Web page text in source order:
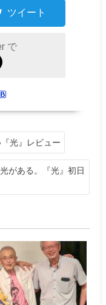
ツイート
で
光』レビュー
がある。『光』初日